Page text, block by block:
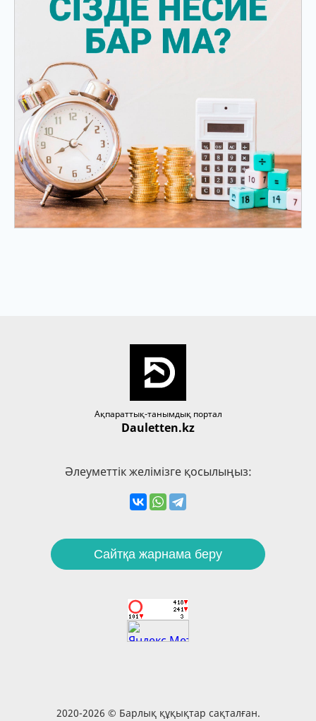
Ақпараттық-танымдық портал
Dauletten.kz
Әлеуметтік желімізге қосылыңыз:
Сайтқа жарнама беру
2020-2026 © Барлық құқықтар сақталған.